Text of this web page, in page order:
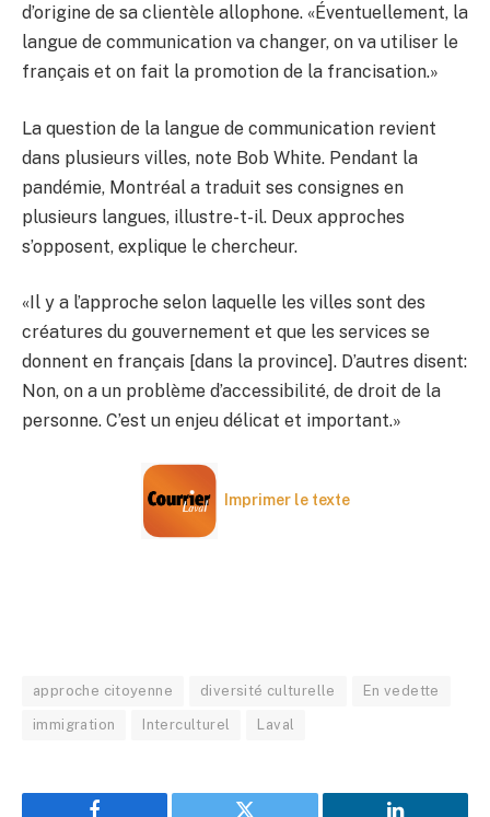
d’origine de sa clientèle allophone. «Éventuellement, la
langue de communication va changer, on va utiliser le
français et on fait la promotion de la francisation.»
La question de la langue de communication revient
dans plusieurs villes, note Bob White. Pendant la
pandémie, Montréal a traduit ses consignes en
plusieurs langues, illustre-t-il. Deux approches
s’opposent, explique le chercheur.
«Il y a l’approche selon laquelle les villes sont des
créatures du gouvernement et que les services se
donnent en français [dans la province]. D’autres disent:
Non, on a un problème d’accessibilité, de droit de la
personne. C’est un enjeu délicat et important.»
Imprimer le texte
approche citoyenne diversité culturelle En vedette
immigration Interculturel Laval